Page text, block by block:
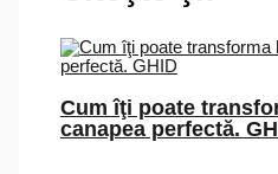
Cum îţi poate
canapea perfectă.